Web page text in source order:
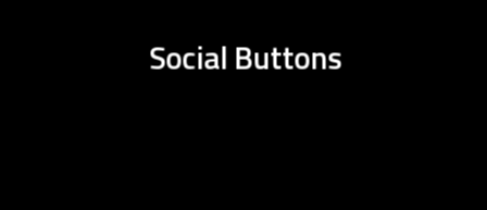
Social Buttons